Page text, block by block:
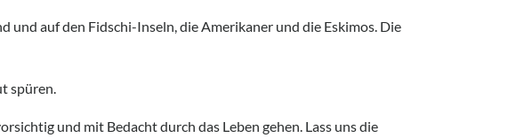
und auf den Fidschi-Inseln, die Amerikaner und die Eskimos. Die
spüren.
und mit Bedacht durch das Leben gehen. Lass uns die